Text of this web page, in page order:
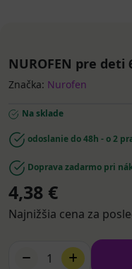
NUROFEN pre deti
Značka: Nurofen
Na sklade
odoslanie do 48h - o 2
Doprava zadarmo pri
4,38 €
Najnižšia cena za
1